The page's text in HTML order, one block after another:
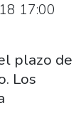
17:00
plazo de
Los